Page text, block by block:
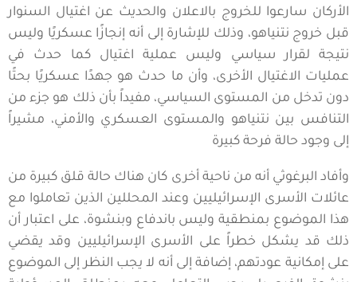
الأركان سارعوا للخروج بالاعلان والحديث عن اغتيال السنوار
قبل خروج نتنياهو، وذلك للإشارة إلى أنه إنجازًا عسكريًا وليس
نتيجة لقرار سياسي وليس عملية اغتيال كما حدث في
عمليات الاغتيال الأخرى، وأن ما حدث هو جهدًا عسكريًا بحتًا
دون تدخل من المستوى السياسي، مفيداً بأن ذلك هو جزء من
التنافس بين نتنياهو والمستوى العسكري والأمني، مشيراً
إلى وجود حالة فرحة كبيرة
وأفاد البرغوثي أنه من ناحية أخرى كان هناك حالة قلق كبيرة من
عائلات الأسرى الإسرائيليين وعند المحللين الذين تعاملوا مع
هذا الموضوع بمنطقية وليس باندفاع وبنشوة، على اعتبار أن
ذلك قد يشكل خطراً على الأسرى الإسرائيليين وقد يقضي
على إمكانية عودتهم، إضافة إلى أنه لا يجب النظر إلى الموضوع